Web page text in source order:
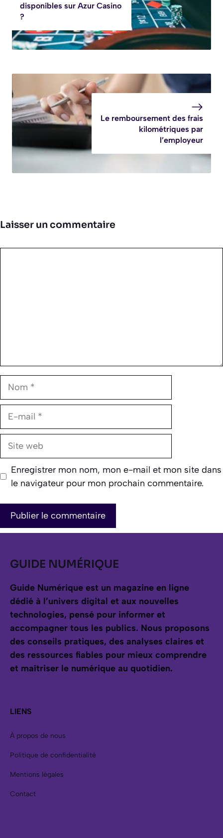
disponibles sur Azur Casino
?
Le remboursement des frais
kilométriques par
l’employeur
Laisser un commentaire
Nom
E-
Site
Enregistrer mon nom, mon e-mail et mon site dans
le navigateur pour mon prochain commentaire.
GUIDE NUMÉRIQUE
Guide Numérique est un magazine en ligne
dédié à l’univers digital et aux nouvelles
technologies, pensé pour informer et
accompagner tous les publics. Nous proposons
des conseils pratiques, des analyses claires et
des ressources fiables pour mieux comprendre
et maîtriser le numérique au quotidien.
LIENS
À propos de nous
Politique de confidentialité
Mentions légales
Contact